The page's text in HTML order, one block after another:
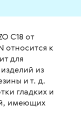
C18 от
относится к
для
из
и т. д.
гладких и
имеющих